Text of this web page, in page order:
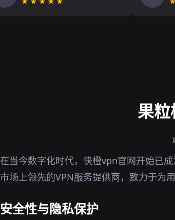
果粒
在当今数字化时代，快橙vpn官网开始已
市场上领先的VPN服务提供商，致力于为
安全性与隐私保护